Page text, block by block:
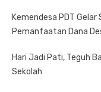
Kemendesa PDT
Pemanfaatan Dana
Hari Jadi Pati, Teguh
Sekolah